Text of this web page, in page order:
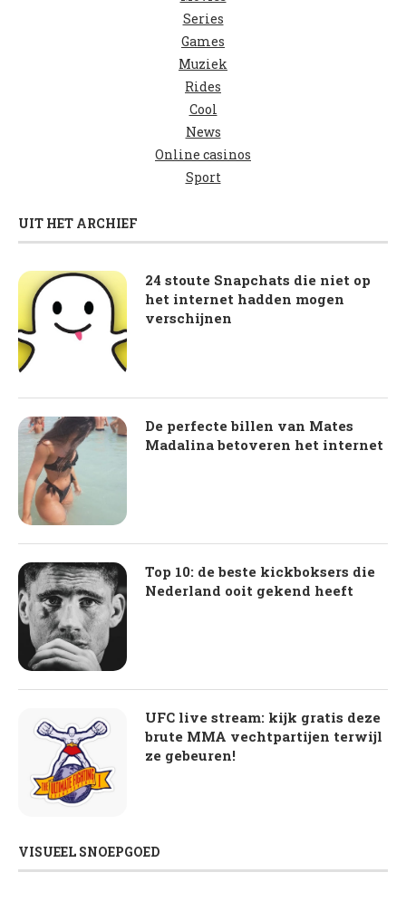
Series
Games
Muziek
Rides
Cool
News
Online casinos
Sport
UIT HET ARCHIEF
24 stoute Snapchats die niet op
het internet hadden mogen
verschijnen
De perfecte billen van Mates
Madalina betoveren het internet
Top 10: de beste kickboksers die
Nederland ooit gekend heeft
UFC live stream: kijk gratis deze
brute MMA vechtpartijen terwijl
ze gebeuren!
VISUEEL SNOEPGOED